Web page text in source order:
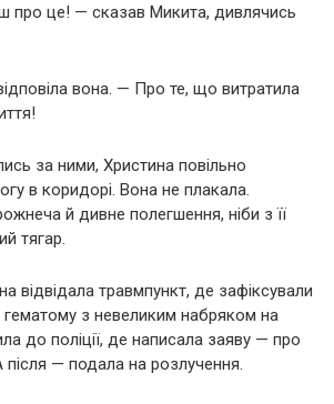
це! — сказав Микита, дивлячись
вона. — Про те, що витратила
за ними, Христина повільно
в коридорі. Вона не плакала.
й дивне полегшення, ніби з її
тягар.
відвідала травмпункт, де зафіксували
гематому з невеликим набряком на
до поліції, де написала заяву — про
після — подала на розлучення.